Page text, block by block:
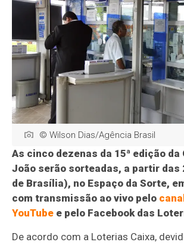
© Wilson Dias/Agência Brasil
As cinco dezenas da 15ª edição da
João serão sorteadas, a partir das
de Brasília), no Espaço da Sorte,
com transmissão ao vivo pelo
YouTube e pelo Facebook das
De acordo com a Loterias Caixa,